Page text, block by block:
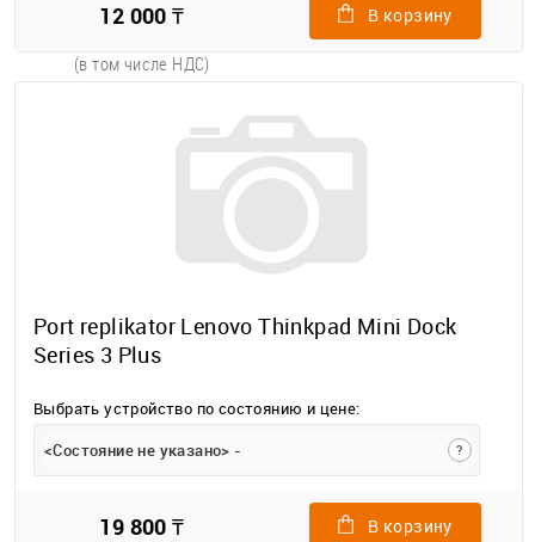
12 000 ₸
(в том числе НДС)
В корзину
Port replikator Lenovo Thinkpad Mini Dock
Series 3 Plus
Выбрать устройство по состоянию и цене:
<Состояние не указано> -
?
19 800 ₸ В корзину